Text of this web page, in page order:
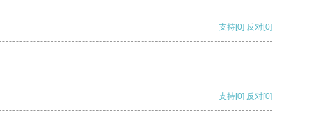
支持[0] 反对[0]
支持[0] 反对[0]